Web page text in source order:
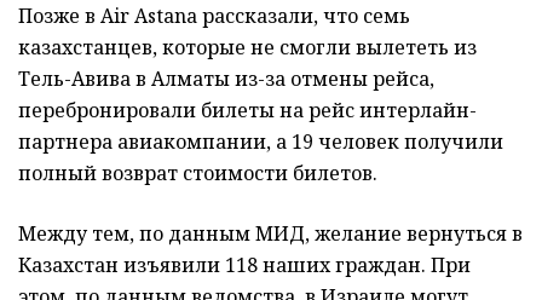
Позже в Air Astana рассказали, что семь
казахстанцев, которые не смогли вылететь из
Тель-Авива в Алматы из-за отмены рейса,
перебронировали билеты на рейс интерлайн-
партнера авиакомпании, а 19 человек получили
полный возврат стоимости билетов.
Между тем, по данным МИД, желание вернуться в
Казахстан изъявили 118 наших граждан. При